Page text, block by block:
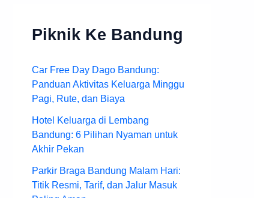
Piknik Ke Bandung
Car Free Day Dago Bandung:
Panduan Aktivitas Keluarga Minggu
Pagi, Rute, dan Biaya
Hotel Keluarga di Lembang
Bandung: 6 Pilihan Nyaman untuk
Akhir Pekan
Parkir Braga Bandung Malam Hari:
Titik Resmi, Tarif, dan Jalur Masuk